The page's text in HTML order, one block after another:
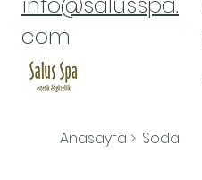
com
Anasayfa > Soda